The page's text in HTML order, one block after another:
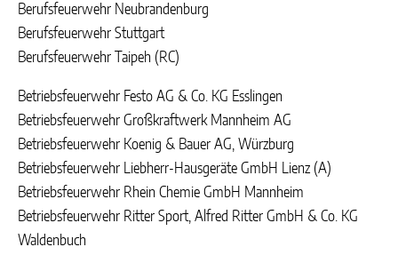
Berufsfeuerwehr Neubrandenburg
Berufsfeuerwehr Stuttgart
Berufsfeuerwehr Taipeh (RC)
Betriebsfeuerwehr Festo AG & Co. KG Esslingen
Betriebsfeuerwehr Großkraftwerk Mannheim AG
Betriebsfeuerwehr Koenig & Bauer AG, Würzburg
Betriebsfeuerwehr Liebherr-Hausgeräte GmbH Lienz (A)
Betriebsfeuerwehr Rhein Chemie GmbH Mannheim
Betriebsfeuerwehr Ritter Sport, Alfred Ritter GmbH & Co. KG
Waldenbuch